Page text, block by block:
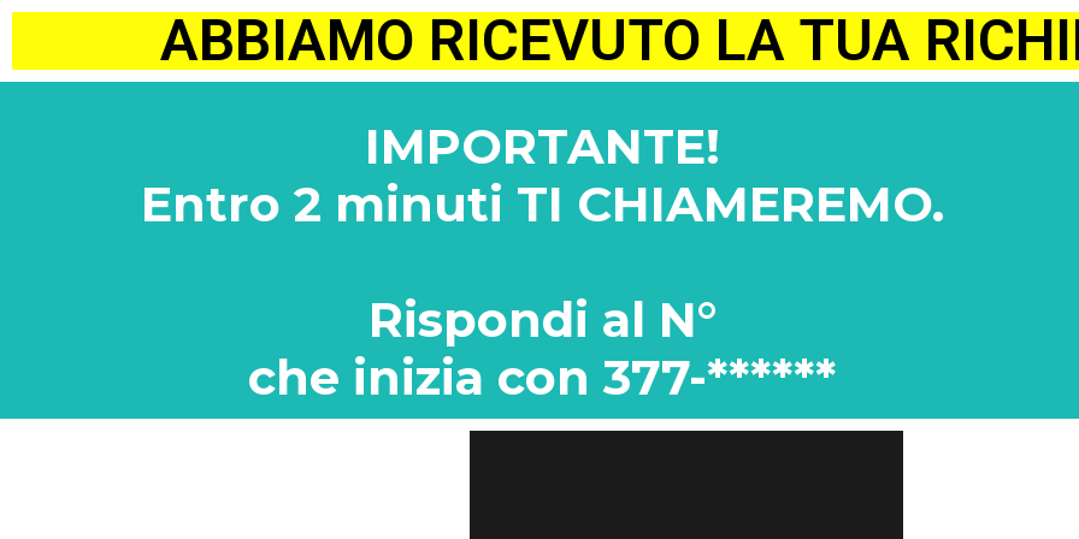
ABBIAMO RICEVUTO LA TUA
IMPORTANTE!
Entro 2 minuti TI CHIAMEREMO.
Rispondi al N°
che inizia con 377-******